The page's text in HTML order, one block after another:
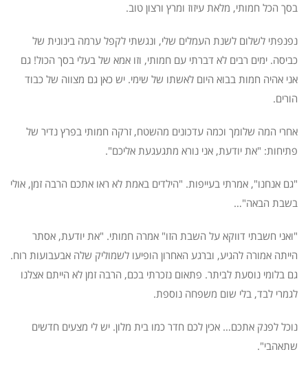
בסך הכל חמותי, מלאת עיזוז ומרץ ורצון טוב.
נפנפתי לשלום לשנת העמלים שלי, ונגשתי לקפל ערמה בינונית של
כביסה. ימים רבים לא דברתי עם חמותי, וזו אמא של בעלי בסך הכול! גם
אני אהיה חמות בבוא היום לאשתו של שימי. יש כאן גם מצווה של כבוד
הורים.
אחרי המה שלומך וכמה עדכונים מהשטח, זרקה חמותי בפרץ נדיר של
פתיחות: "את יודעת, אני נורא מתגעגעת אליכם".
"גם אנחנו", אמרתי בעייפות. "הילדים באמת לא ראו אתכם הרבה זמן, אולי
בשבת הבאה"…
"ואני חשבתי דווקא על השבת הזו" אמרה חמותי. "את יודעת, אסתר
הייתה אמורה להגיע, וברגע האחרון הופיעו לשמוליק שלה אבעבועות רוח.
גם בלומי נוסעת לביתר. פתאום נזכרתי בכם, הרבה זמן לא הייתם אצלנו
לגמרי לבד, בלי שום משפחה נוספת.
נוכל לפנק אתכם… אכין לכם חדר כמו בית מלון. יש לי מצעים חדשים
שתאהבי".